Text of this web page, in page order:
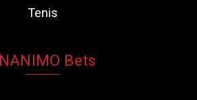
Tenis
Bets